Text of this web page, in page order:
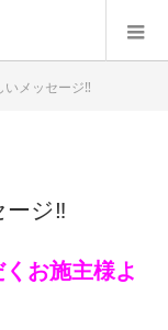
いメッセージ‼
ジ‼
お施主様よ